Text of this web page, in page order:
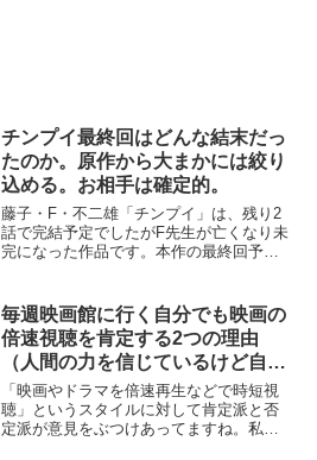
チンプイ最終回はどんな結末だっ
たのか。原作から大まかには絞り
込める。お相手は確定的。
藤子・F・不二雄「チンプイ」は、残り2
話で完結予定でしたがF先生が亡くなり未
完になった作品です。本作の最終回予想
されているが、エリは同級生の内木くん
が好き」という三角...
毎週映画館に行く自分でも映画の
倍速視聴を肯定する2つの理由
（人間の力を信じているけど自分
を信じてないから）
「映画やドラマを倍速再生などで時短視
聴」というスタイルに対して肯定派と否
定派が意見をぶつけあってますね。私は